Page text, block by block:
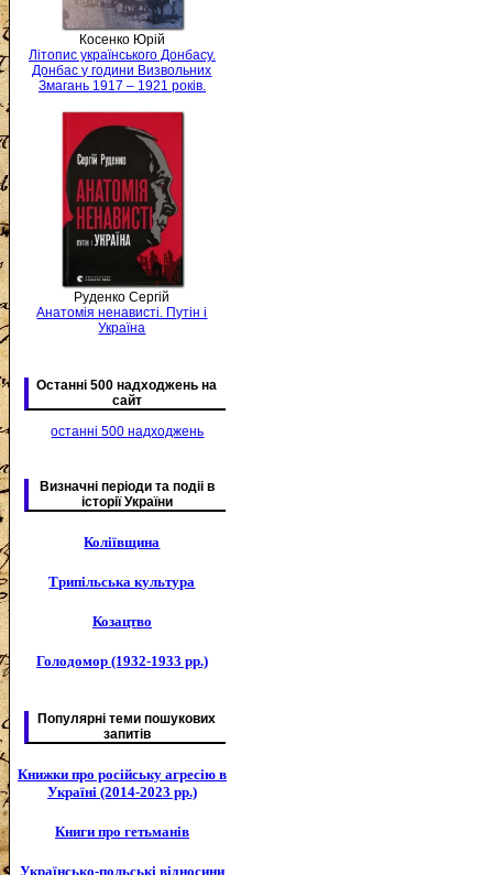
Косенко Юрій
Літопис українського Донбасу.
Донбас у години Визвольних
Змагань 1917 – 1921 років.
Руденко Сергій
Анатомія ненависті. Путін і
Україна
Останні 500 надходжень на
сайт
останні 500 надходжень
Визначні періоди та подіі в
історії України
Коліївщина
Трипільська культура
Козацтво
Голодомор (1932-1933 рр.)
Популярні теми пошукових
запитів
Книжки про російську агресію в
Україні (2014-2023 рр.)
Книги про гетьманів
Українсько-польські відносини